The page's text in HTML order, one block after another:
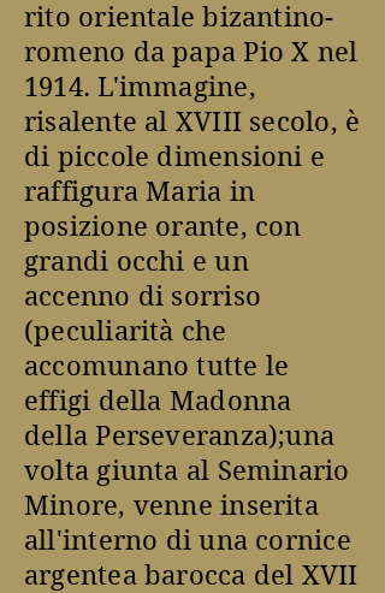
rito orientale bizantino-
romeno da papa Pio X nel
1914. L'immagine,
risalente al XVIII secolo, è
di piccole dimensioni e
raffigura Maria in
posizione orante, con
grandi occhi e un
accenno di sorriso
(peculiarità che
accomunano tutte le
effigi della Madonna
della Perseveranza);una
volta giunta al Seminario
Minore, venne inserita
all'interno di una cornice
argentea barocca del XVII